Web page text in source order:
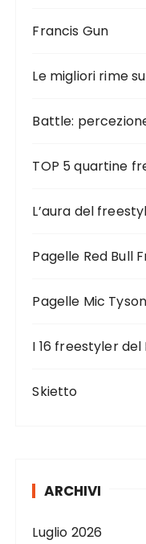
Francis Gun
Le migliori rime
Battle:
TOP 5 quartine
L’aura del
Pagelle Red Bull
Pagelle Mic
I 16 freestyler del
Skietto
ARCHIVI
Luglio 2026